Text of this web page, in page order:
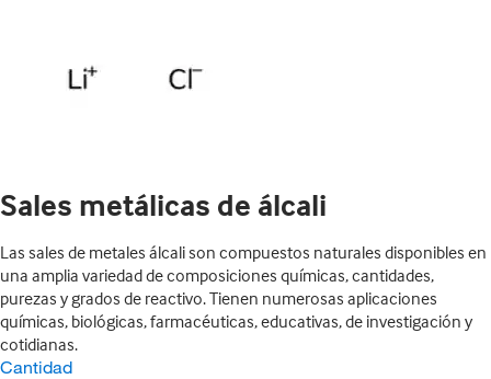
Sales metálicas de álcali
Las sales de metales álcali son compuestos naturales disponibles en
una amplia variedad de composiciones químicas, cantidades,
purezas y grados de reactivo. Tienen numerosas aplicaciones
químicas, biológicas, farmacéuticas, educativas, de investigación y
cotidianas.
Cantidad